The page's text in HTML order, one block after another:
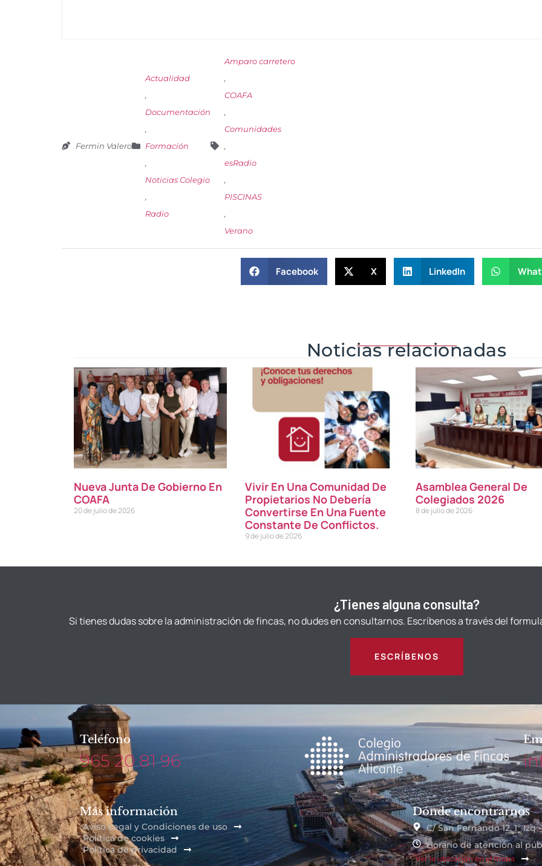
Fermin Valero
Actualidad
,
Documentación
,
Formación
,
Noticias Colegio
,
Radio
Amparo carretero
,
COAFA
,
Comunidades
,
esRadio
,
PISCINAS
,
Verano
Facebook X LinkedIn
Noticias relacionadas
Nueva Junta De Gobierno En
COAFA
20 de julio de 2026
Vivir En Una Comunidad De
Propietarios No Debería
Convertirse En Una Fuente
Constante De Conflictos.
9 de julio de 2026
Asamblea General De
Colegiados 2026
8 de julio de 2026
¿Tienes alguna consulta?
Si tienes dudas sobre la administración de fincas, no dudes en consultarnos. Escríbenos a través del
ESCRÍBENOS
Teléfono
965 20 81 96
Más información
Aviso Legal y Condiciones de uso
Política de cookies
Política de privacidad
Dónde encontrarnos
C/ San Fernando 12, 1º
Horario de atención al
Ver la ubicación en el mapa